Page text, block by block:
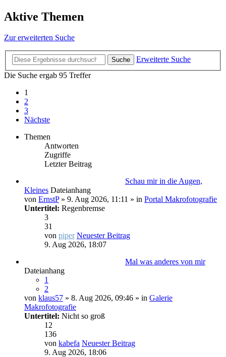
Aktive Themen
Zur erweiterten Suche
Suche
Erweiterte Suche
Die Suche ergab 95 Treffer
1
2
3
Nächste
Themen
Antworten
Zugriffe
Letzter Beitrag
Schau mir in die Augen,
Kleines Dateianhang
von ErnstP» 9. Aug 2026, 11:11 » in Portal Makrofotografie
Untertitel: Regenbremse
3
31
von piper Neuester Beitrag
9. Aug 2026, 18:07
Mal was anderes von mir
Dateianhang
1
2
von klaus57 » 8. Aug 2026, 09:46 » in Galerie
Makrofotografie
Untertitel: Nicht so groß
12
136
von kabefa Neuester Beitrag
9. Aug 2026, 18:06